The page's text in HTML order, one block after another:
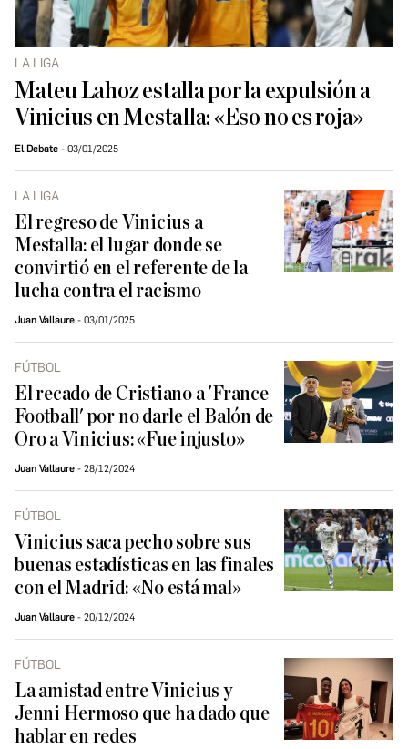
LA LIGA
Mateu Lahoz estalla por la expulsión a
Vinicius en Mestalla: «Eso no es roja»
El Debate 03/01/2025
LA LIGA
El regreso de Vinicius a
Mestalla: el lugar donde se
convirtió en el referente de la
lucha contra el racismo
Juan Vallaure 03/01/2025
FÚTBOL
El recado de Cristiano a 'France
Football' por no darle el Balón de
Oro a Vinicius: «Fue injusto»
Juan Vallaure 28/12/2024
FÚTBOL
Vinicius saca pecho sobre sus
buenas estadísticas en las finales
con el Madrid: «No está mal»
Juan Vallaure 20/12/2024
FÚTBOL
La amistad entre Vinicius y
Jenni Hermoso que ha dado que
hablar en redes